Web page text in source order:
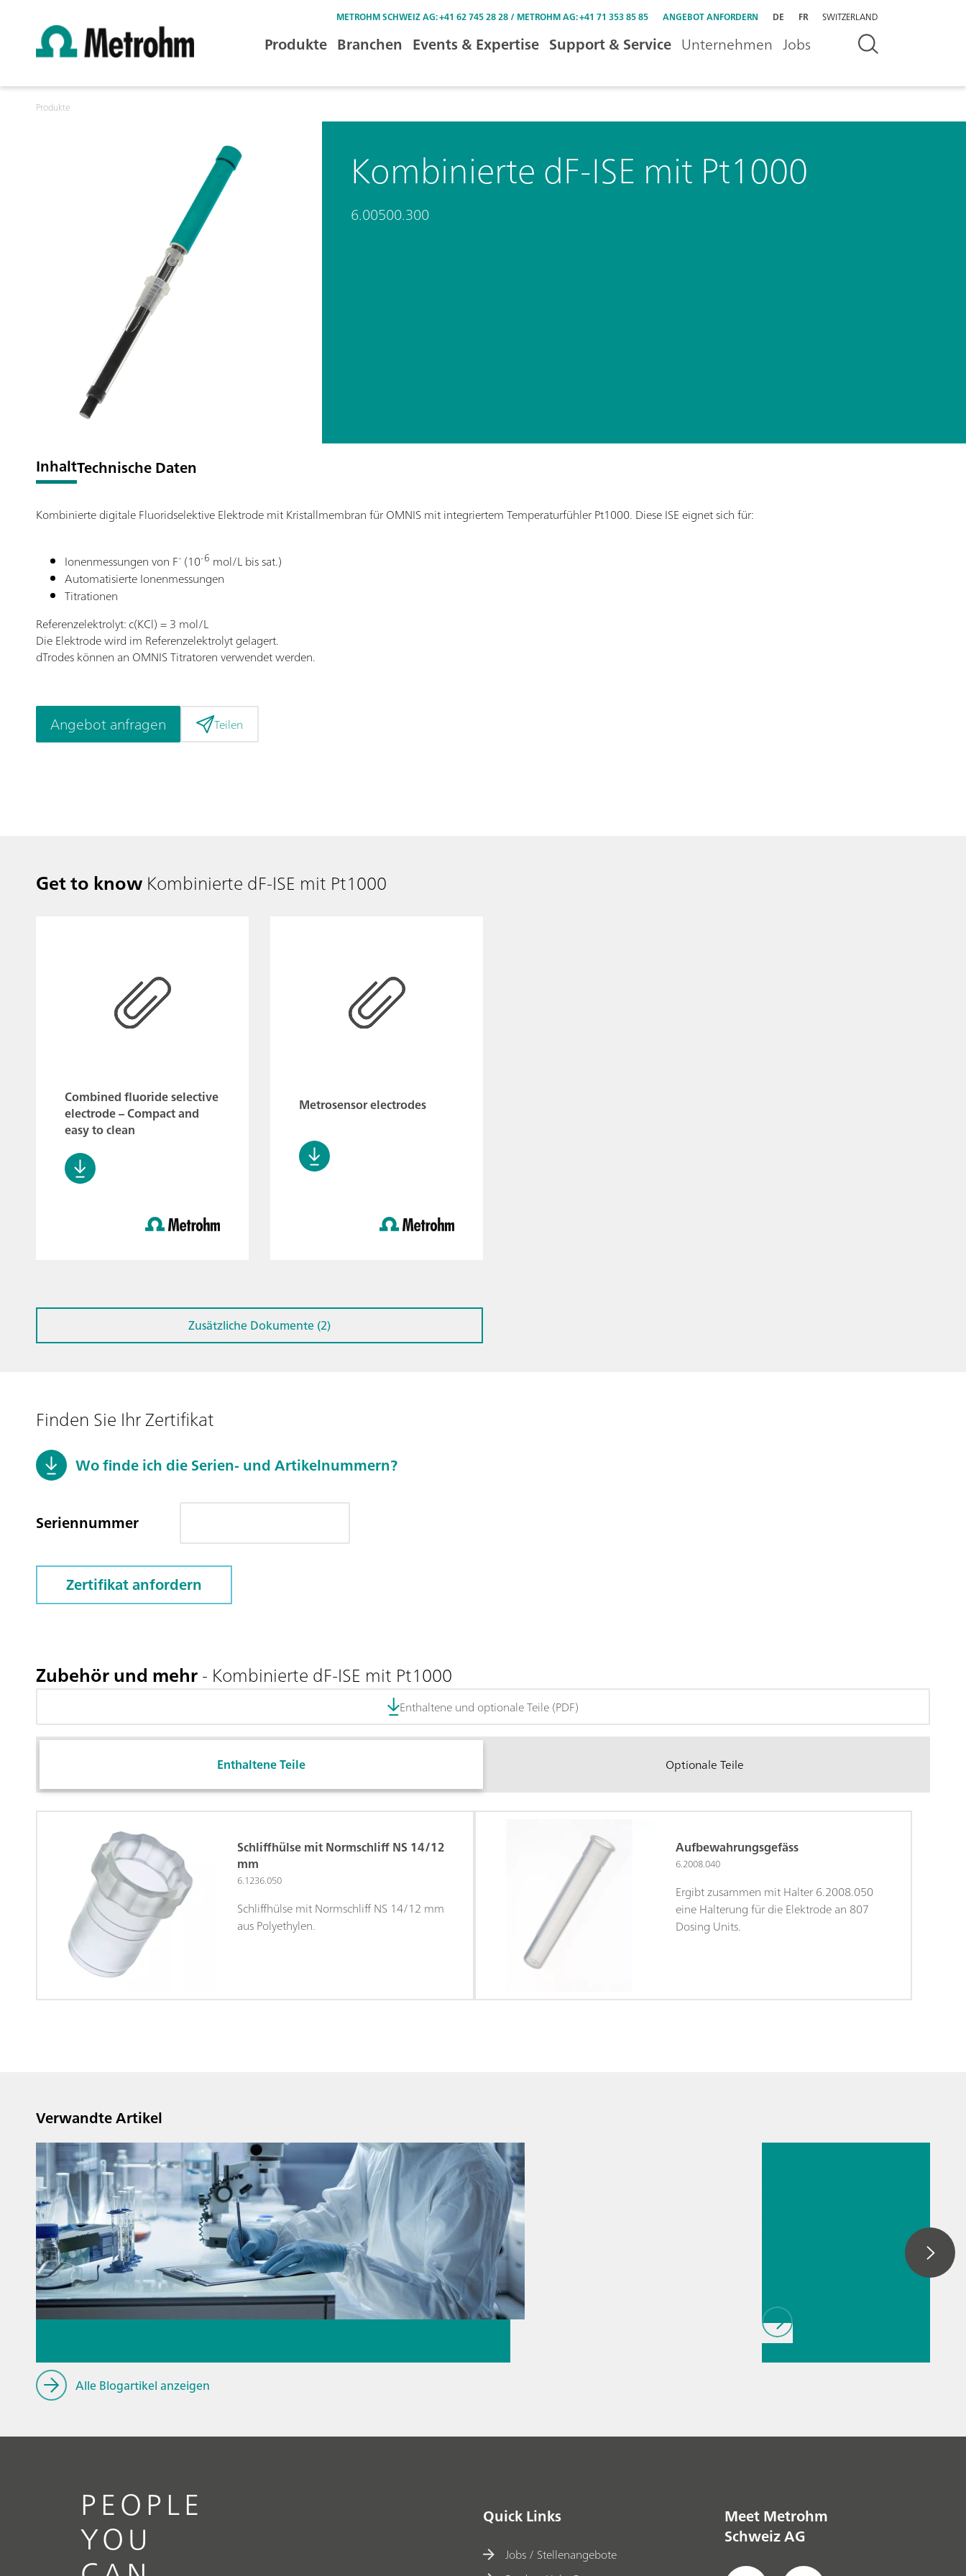
METROHM SCHWEIZ AG: +41 62 745 28 28 / METROHM AG: +41 71 353 85 85 ANGEBOT ANFORDERN DE FR SWITZERLAND
Produkte Branchen Events & Expertise Support & Service Unternehmen Jobs
Produkte
Kombinierte dF-ISE mit Pt1000
6.00500.300
InhaltTechnische Daten
Kombinierte digitale Fluoridselektive Elektrode mit Kristallmembran für OMNIS mit integriertem Temperaturfühler Pt1000. Diese ISE eignet sich für:
Ionenmessungen von F- (10-6 mol/L bis sat.)
Automatisierte Ionenmessungen
Titrationen
Referenzelektrolyt: c(KCl) = 3 mol/L
Die Elektrode wird im Referenzelektrolyt gelagert.
dTrodes können an OMNIS Titratoren verwendet werden.
Angebot anfragen Teilen
Get to knowKombinierte dF-ISE mit Pt1000
Combined fluoride selective
electrode – Compact and
easy to clean
Metrosensor electrodes
Zusätzliche Dokumente (2)
Finden Sie Ihr Zertifikat
Wo finde ich die Serien- und Artikelnummern?
Seriennummer
Zertifikat anfordern
Zubehör und mehr- Kombinierte dF-ISE mit Pt1000
Enthaltene und optionale Teile (PDF)
Enthaltene Teile Optionale Teile
Schliffhülse mit Normschliff NS 14/12
mm
6.1236.050
Schliffhülse mit Normschliff NS 14/12 mm
aus Polyethylen.
Aufbewahrungsgefäss
6.2008.040
Ergibt zusammen mit Halter 6.2008.050
eine Halterung für die Elektrode an 807
Dosing Units.
Verwandte Artikel
Prozessanalysetechnik für
Biopharmazeutika
26. Mai 2026
// Blogartikel
Titration//
Alle Blogartikel anzeigen
PEOPLE
YOU Quick Links
Jobs / Stellenangebote
Meet Metrohm
Schweiz AG